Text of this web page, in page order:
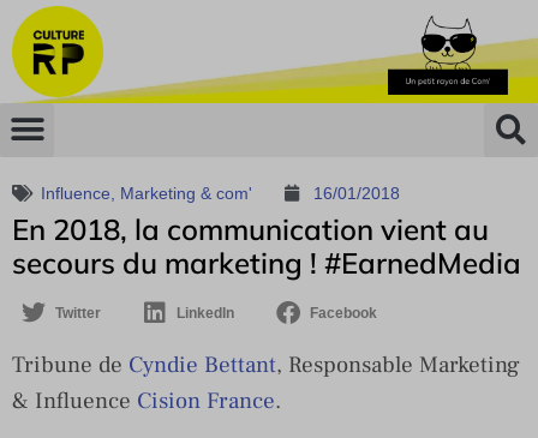
Influence Marketing & com' 16/01/2018
En 2018, la communication vient au
secours du marketing ! #EarnedMedia
Twitter LinkedIn Facebook
Tribune de Cyndie Bettant, Responsable Marketing
& Influence Cision France.